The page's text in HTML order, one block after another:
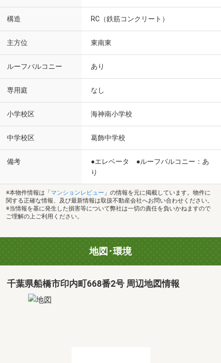
構造 RC（鉄筋コンクリート）
主方位 東南東
ルーフバルコニー あり
専用庭 なし
小学校区 海神南小学校
中学校区 葛飾中学校
備考
●エレベータ ●ルーフバルコニー：あ
り
※本物件情報は「 マンションレビュー 」の情報を元に掲載しています。物件に
関する正確な情報、及び最新情報は取扱不動産会社へお問い合わせください。
※当情報を基に発生した損害等について弊社は一切の責任を負いかねますので
ご理解の上ご利用ください。
地図･環境
千葉県船橋市印内町668番2号 周辺地図情報